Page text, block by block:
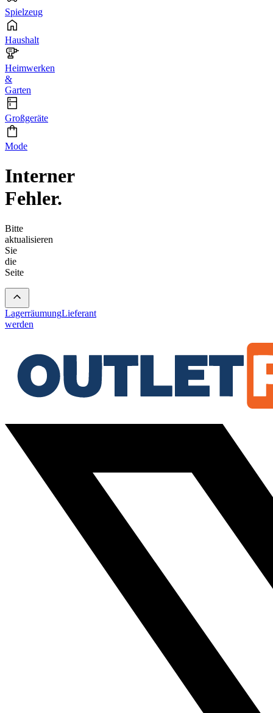
Spielzeug
Haushalt
Heimwerken
&
Garten
Großgeräte
Mode
Interner
Fehler.
Bitte
aktualisieren
Sie
die
Seite
LagerräumungLieferant
werden